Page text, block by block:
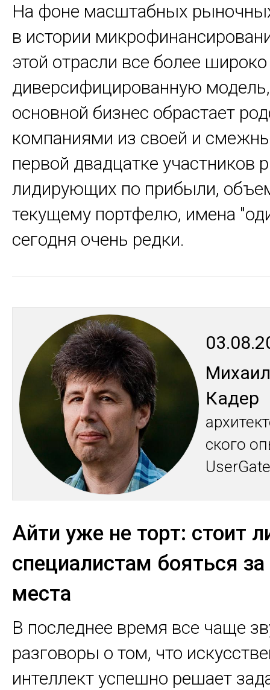
На фоне масштабных
в истории
этой отрасли все более
диверсифицированную
основной бизнес обрастает
компаниями из своей и
первой двадцатке участников
лидирующих по прибыли,
текущему портфелю, имена
сегодня очень редки.
Ми­хаил
Ка­дер
ско­го
UserGate
Айти уже не торт: стоит
специалистам бояться
места
В последнее время все чаще
разговоры о том, что
интеллект успешно решает